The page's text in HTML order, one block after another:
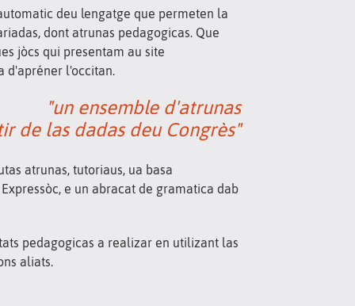
deu lengatge que permeten la
dont atrunas pedagogicas. Que
jòcs qui presentam au site
d'apréner l'occitan.
"un ensemble d'atrunas
de las dadas deu Congrès"
atrunas, tutoriaus, ua basa
e un abracat de gramatica dab
pedagogicas a realizar en utilizant las
aliats.